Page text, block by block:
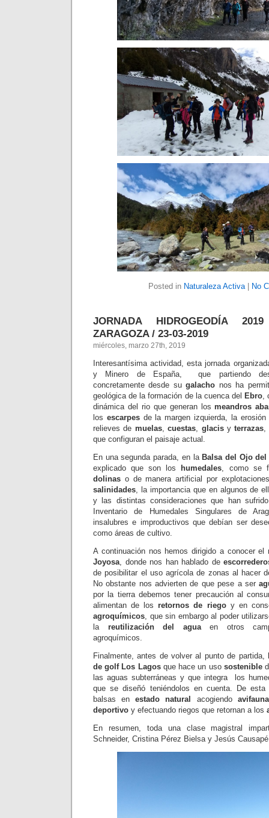
Posted in Naturaleza Activa | No
JORNADA HIDROGEODÍA
ZARAGOZA / 23-03-2019
miércoles, marzo 27th, 2019
Interesantísima actividad, esta jornada
y Minero de España, que partiendo
concretamente desde sugalacho nos ha
geológica de la formación de la cuenca delEbro
dinámica del rio que generan losmeandros
los escarpesde la margen izquierda, la
relieves de muelas,cuestas glacisyterrazas
que configuran el paisaje actual.
En una segunda parada, en laBalsa del Ojo del
explicado que son los humedales , como se
dolinas o de manera artificial por
salinidades , la importancia que en algunos de
y las distintas consideraciones que han
Inventario de Humedales Singulares de
insalubres e improductivos que debían ser
como áreas de cultivo.
A continuación nos hemos dirigido a conocer el
Joyosa , donde nos han hablado de
de posibilitar el uso agrícola de zonas al hacer
No obstante nos advierten de que pese a ser
por la tierra debemos tener precaución al
alimentan de losretornos de riegoy en
agroquímicos , que sin embargo al poder
la reutilización del aguaen otros
agroquímicos.
Finalmente, antes de volver al punto de
de golf Los Lagosque hace un uso sostenible
las aguas subterráneas y que integra los
que se diseñó teniéndolos en cuenta. De
balsas enestado natural acogiendo avifauna
deportivo y efectuando riegos que retornan a los
En resumen, toda una clase magistral
Schneider, Cristina Pérez Bielsa y Jesús